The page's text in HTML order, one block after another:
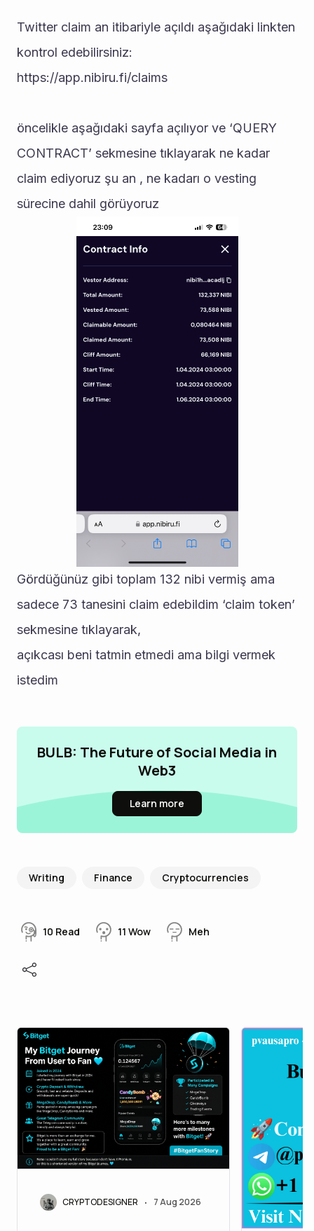
Twitter claim an itibariyle açıldı aşağıdaki linkten
kontrol edebilirsiniz:
https://app.nibiru.fi/claims
öncelikle aşağıdaki sayfa açılıyor ve ‘QUERY
CONTRACT’ sekmesine tıklayarak ne kadar
claim ediyoruz şu an , ne kadarı o vesting
sürecine dahil görüyoruz
Gördüğünüz gibi toplam 132 nibi vermiş ama
sadece 73 tanesini claim edebildim ‘claim token’
sekmesine tıklayarak,
açıkcası beni tatmin etmedi ama bilgi vermek
istedim
BULB: The Future of Social Media in
Web3
Learn more
Writing Finance Cryptocurrencies
10 Read 11 Wow Meh
CRYPTODESIGNER • 7 Aug 2026